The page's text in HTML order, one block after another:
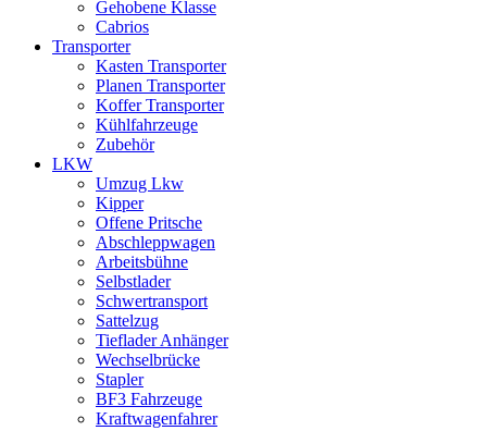
Gehobene Klasse
Cabrios
Transporter
Kasten Transporter
Planen Transporter
Koffer Transporter
Kühlfahrzeuge
Zubehör
LKW
Umzug Lkw
Kipper
Offene Pritsche
Abschleppwagen
Arbeitsbühne
Selbstlader
Schwertransport
Sattelzug
Tieflader Anhänger
Wechselbrücke
Stapler
BF3 Fahrzeuge
Kraftwagenfahrer